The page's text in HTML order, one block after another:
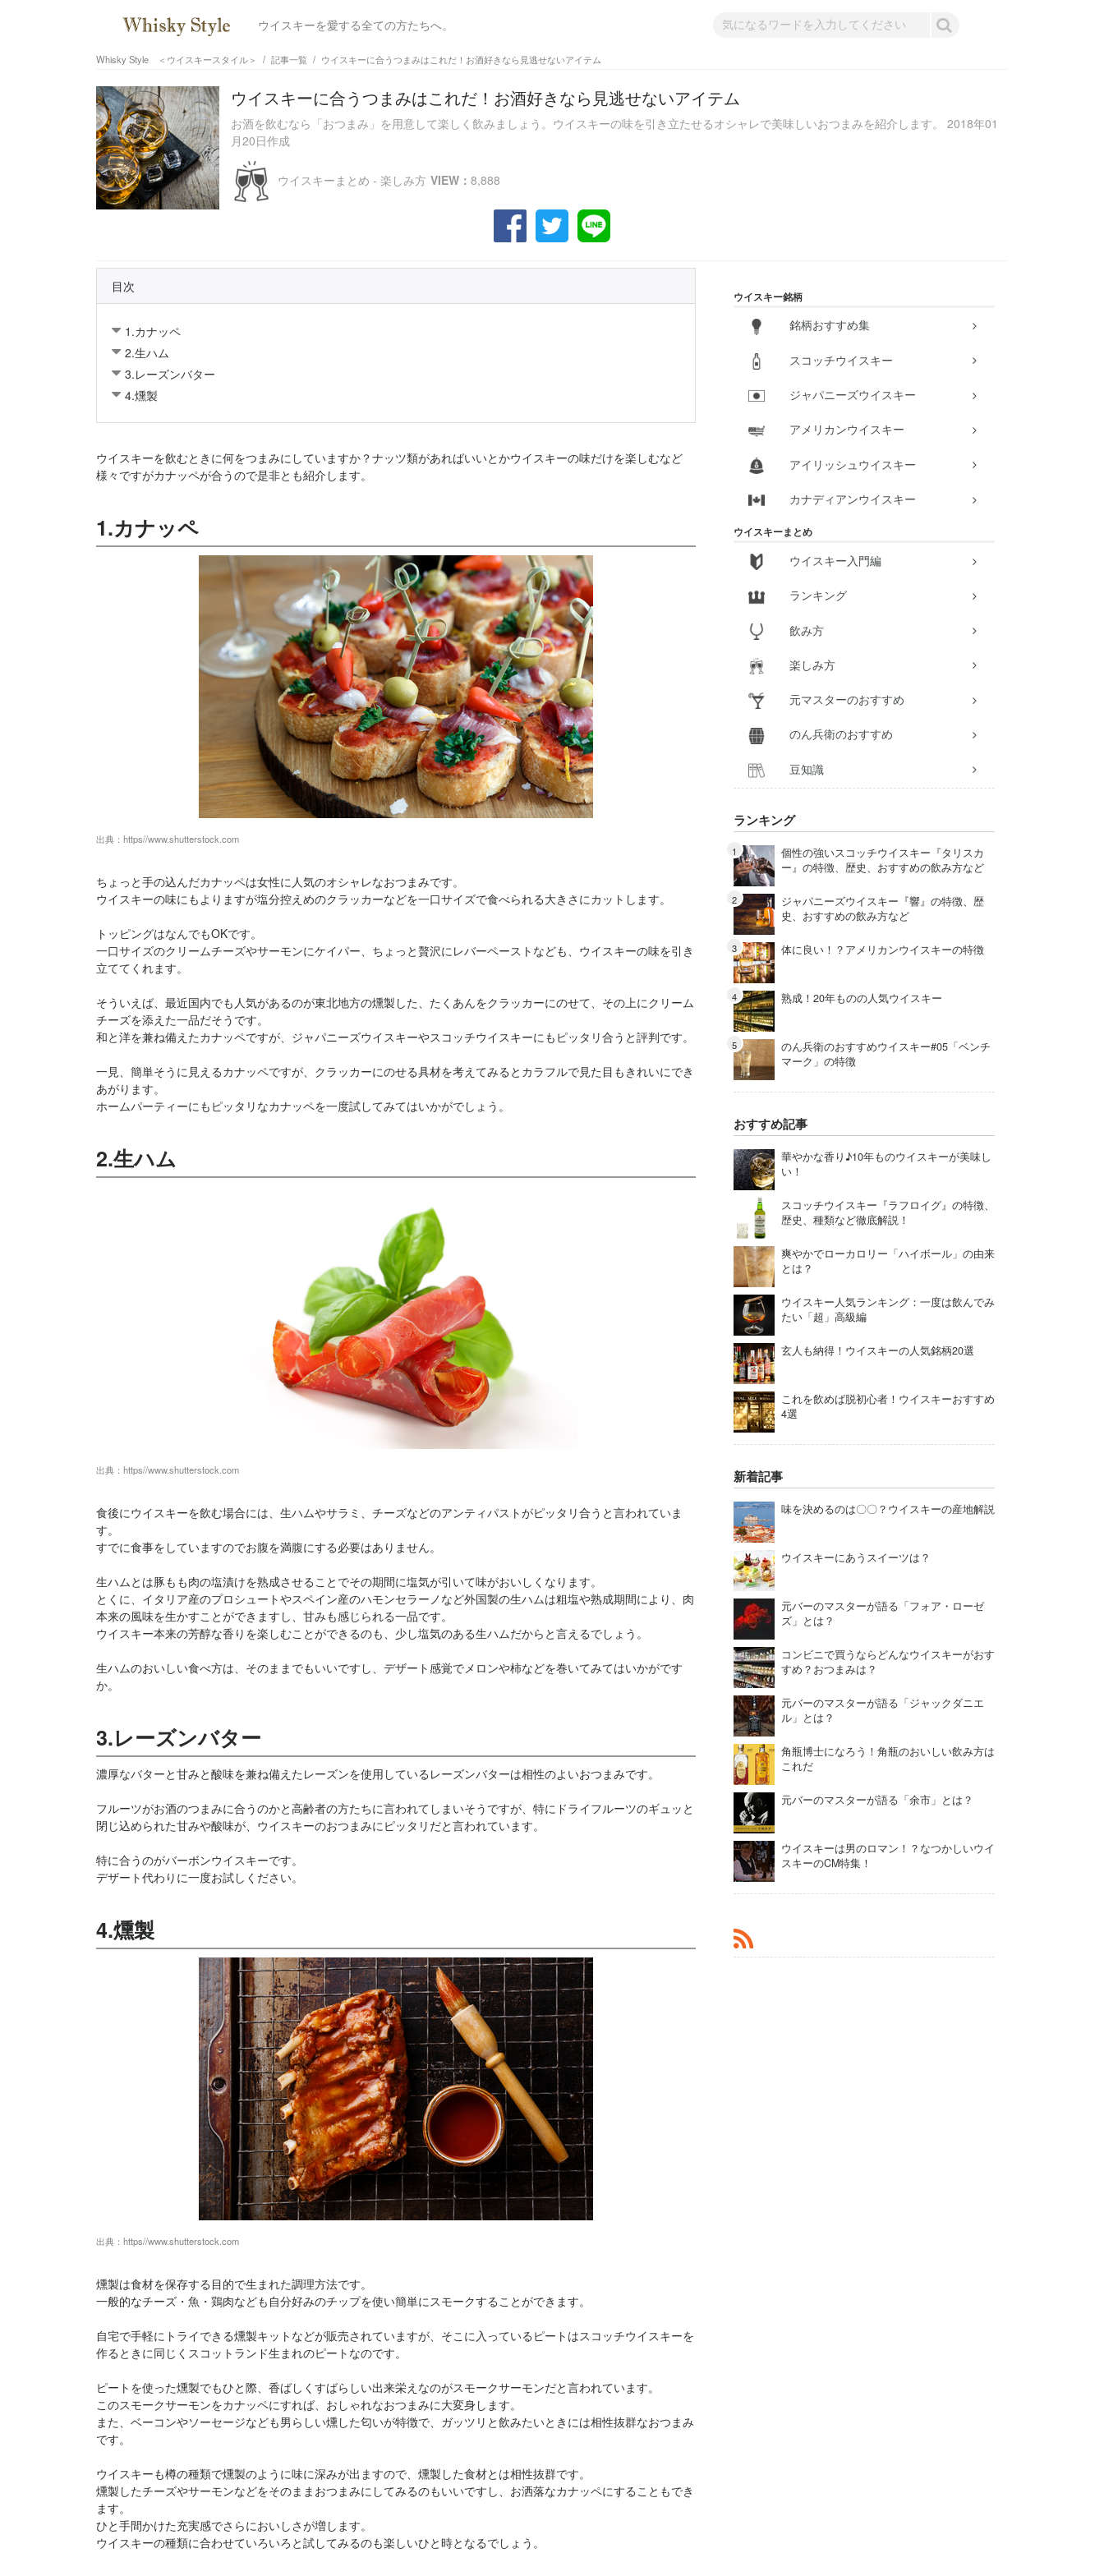
ウイスキーを愛する全ての方たちへ。
Whisky Style ＜ウイスキースタイル＞ 記事一覧 ウイスキーに合うつまみはこれだ！お酒好きなら見逃せないアイテム
ウイスキーに合うつまみはこれだ！お酒好きなら見逃せないアイテム
お酒を飲むなら「おつまみ」を用意して楽しく飲みましょう。ウイスキーの味を引き立たせるオシャレで美味しいおつまみを紹介します。 2018年01
月20日作成
ウイスキーまとめ - 楽しみ方 VIEW： 8,888
目次
1.カナッペ
2.生ハム
3.レーズンバター
4.燻製
ウイスキーを飲むときに何をつまみにしていますか？ナッツ類があればいいとかウイスキーの味だけを楽しむなど
様々ですがカナッペが合うので是非とも紹介します。
1.カナッペ
出典： https//www.shutterstock.com
ちょっと手の込んだカナッペは女性に人気のオシャレなおつまみです。
ウイスキーの味にもよりますが塩分控えめのクラッカーなどを一口サイズで食べられる大きさにカットします。
トッピングはなんでもOKです。
一口サイズのクリームチーズやサーモンにケイパー、ちょっと贅沢にレバーペーストなども、ウイスキーの味を引き
立ててくれます。
そういえば、最近国内でも人気があるのが東北地方の燻製した、たくあんをクラッカーにのせて、その上にクリーム
チーズを添えた一品だそうです。
和と洋を兼ね備えたカナッペですが、ジャパニーズウイスキーやスコッチウイスキーにもピッタリ合うと評判です。
一見、簡単そうに見えるカナッペですが、クラッカーにのせる具材を考えてみるとカラフルで見た目もきれいにでき
あがります。
ホームパーティーにもピッタリなカナッペを一度試してみてはいかがでしょう。
2.生ハム
出典： https//www.shutterstock.com
食後にウイスキーを飲む場合には、生ハムやサラミ、チーズなどのアンティパストがピッタリ合うと言われていま
す。
すでに食事をしていますのでお腹を満腹にする必要はありません。
生ハムとは豚もも肉の塩漬けを熟成させることでその期間に塩気が引いて味がおいしくなります。
とくに、イタリア産のプロシュートやスペイン産のハモンセラーノなど外国製の生ハムは粗塩や熟成期間により、肉
本来の風味を生かすことができますし、甘みも感じられる一品です。
ウイスキー本来の芳醇な香りを楽しむことができるのも、少し塩気のある生ハムだからと言えるでしょう。
生ハムのおいしい食べ方は、そのままでもいいですし、デザート感覚でメロンや柿などを巻いてみてはいかがです
か。
3.レーズンバター
濃厚なバターと甘みと酸味を兼ね備えたレーズンを使用しているレーズンバターは相性のよいおつまみです。
フルーツがお酒のつまみに合うのかと高齢者の方たちに言われてしまいそうですが、特にドライフルーツのギュッと
閉じ込められた甘みや酸味が、ウイスキーのおつまみにピッタリだと言われています。
特に合うのがバーボンウイスキーです。
デザート代わりに一度お試しください。
4.燻製
出典： https//www.shutterstock.com
燻製は食材を保存する目的で生まれた調理方法です。
一般的なチーズ・魚・鶏肉なども自分好みのチップを使い簡単にスモークすることができます。
自宅で手軽にトライできる燻製キットなどが販売されていますが、そこに入っているピートはスコッチウイスキーを
作るときに同じくスコットランド生まれのピートなのです。
ピートを使った燻製でもひと際、香ばしくすばらしい出来栄えなのがスモークサーモンだと言われています。
このスモークサーモンをカナッペにすれば、おしゃれなおつまみに大変身します。
また、ベーコンやソーセージなども男らしい燻した匂いが特徴で、ガッツリと飲みたいときには相性抜群なおつまみ
です。
ウイスキーも樽の種類で燻製のように味に深みが出ますので、燻製した食材とは相性抜群です。
燻製したチーズやサーモンなどをそのままおつまみにしてみるのもいいですし、お洒落なカナッペにすることもでき
ます。
ひと手間かけた充実感でさらにおいしさが増します。
ウイスキーの種類に合わせていろいろと試してみるのも楽しいひと時となるでしょう。
ウイスキー銘柄
銘柄おすすめ集
スコッチウイスキー
ジャパニーズウイスキー
アメリカンウイスキー
アイリッシュウイスキー
カナディアンウイスキー
ウイスキーまとめ
ウイスキー入門編
ランキング
飲み方
楽しみ方
元マスターのおすすめ
のん兵衛のおすすめ
豆知識
ランキング
個性の強いスコッチウイスキー『タリスカ
ー』の特徴、歴史、おすすめの飲み方など
ジャパニーズウイスキー『響』の特徴、歴
史、おすすめの飲み方など
体に良い！？アメリカンウイスキーの特徴
熟成！20年ものの人気ウイスキー
のん兵衛のおすすめウイスキー#05「ベンチ
マーク」の特徴
おすすめ記事
華やかな香り♪10年ものウイスキーが美味し
い！
スコッチウイスキー『ラフロイグ』の特徴、
歴史、種類など徹底解説！
爽やかでローカロリー「ハイボール」の由来
とは？
ウイスキー人気ランキング：一度は飲んでみ
たい「超」高級編
玄人も納得！ウイスキーの人気銘柄20選
これを飲めば脱初心者！ウイスキーおすすめ
4選
新着記事
味を決めるのは〇〇？ウイスキーの産地解説
ウイスキーにあうスイーツは？
元バーのマスターが語る「フォア・ローゼ
ズ」とは？
コンビニで買うならどんなウイスキーがおす
すめ？おつまみは？
元バーのマスターが語る「ジャックダニエ
ル」とは？
角瓶博士になろう！角瓶のおいしい飲み方は
これだ
元バーのマスターが語る「余市」とは？
ウイスキーは男のロマン！？なつかしいウイ
スキーのCM特集！